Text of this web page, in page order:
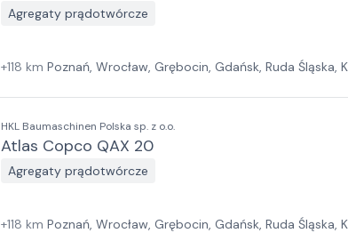
Agregaty prądotwórcze
+118 km Poznań, Wrocław, Grębocin, Gdańsk, Ruda Śląska,
HKL Baumaschinen Polska sp. z o.o.
Atlas Copco QAX 20
Agregaty prądotwórcze
+118 km Poznań, Wrocław, Grębocin, Gdańsk, Ruda Śląska,